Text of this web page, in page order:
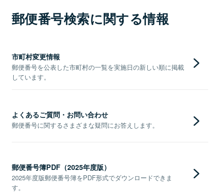
郵便番号検索に関する情報
市町村変更情報
郵便番号を公表した市町村の一覧を実施日の新しい順に掲載
しています。
よくあるご質問・お問い合わせ
郵便番号に関するさまざまな疑問にお答えします。
郵便番号簿PDF（2025年度版）
2025年度版郵便番号簿をPDF形式でダウンロードできま
す。